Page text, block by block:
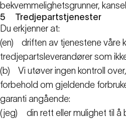
bekvemmelighetsgrunner,
5
Tredjepartstjenester
Du erkjenner at:
(en)
driften av tjenestene våre
tredjepartsleverandører som
(b)
Vi utøver ingen kontroll
forbehold om gjeldende
garanti angående:
(jeg)
din rett eller mulighet til å